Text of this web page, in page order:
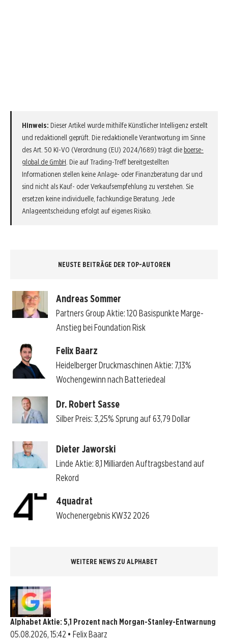
Hinweis: Dieser Artikel wurde mithilfe Künstlicher Intelligenz erstellt
und redaktionell geprüft. Die redaktionelle Verantwortung im Sinne
des Art. 50 KI-VO (Verordnung (EU) 2024/1689) trägt die boerse-
global.de GmbH . Die auf Trading-Treff bereitgestellten
Informationen stellen keine Anlage- oder Finanzberatung dar und
sind nicht als Kauf- oder Verkaufsempfehlung zu verstehen. Sie
ersetzen keine individuelle, fachkundige Beratung. Jede
Anlageentscheidung erfolgt auf eigenes Risiko.
NEUSTE BEITRÄGE DER TOP-AUTOREN
Andreas Sommer
Partners Group Aktie: 120 Basispunkte Marge-
Anstieg bei Foundation Risk
Felix Baarz
Heidelberger Druckmaschinen Aktie: 7,13%
Wochengewinn nach Batteriedeal
Dr. Robert Sasse
Silber Preis: 3,25% Sprung auf 63,79 Dollar
Dieter Jaworski
Linde Aktie: 8,1 Milliarden Auftragsbestand auf
Rekord
4quadrat
Wochenergebnis KW32 2026
WEITERE NEWS ZU ALPHABET
Alphabet Aktie: 5,1 Prozent nach Morgan-Stanley-Entwarnung
05.08.2026, 15:42 • Felix Baarz